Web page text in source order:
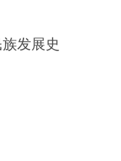
发展史